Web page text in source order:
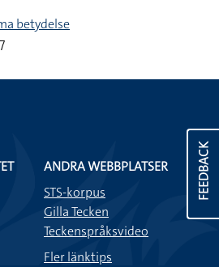
betydelse
FEEDBACK
ANDRA WEBBPLATSER
STS-korpus
Gilla Tecken
Teckenspråksvideo
Fler länktips